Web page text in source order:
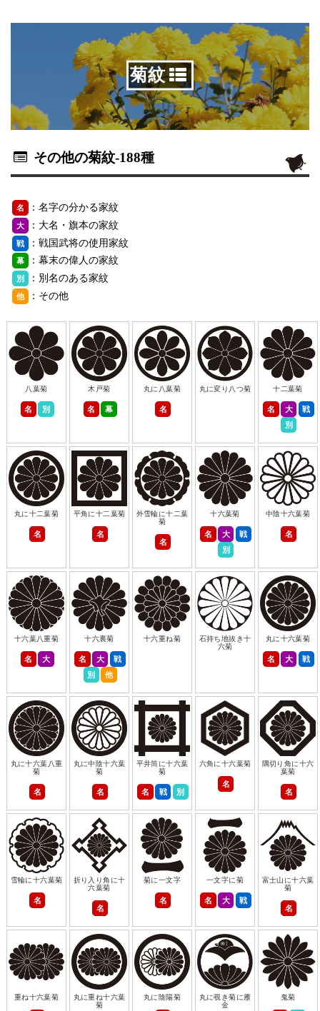
菊紋
その他の菊紋-188種
名 ：名字の分かる家紋
大 ：大名・旗本の家紋
戦 ：戦国武将の使用家紋
幕 ：幕末の偉人の家紋
別 ：別名のある家紋
他 ：その他
八葉菊
名 別
木戸菊
名 幕
丸に八葉菊
名
丸に変り八つ菊 十二葉菊
名 大
戦
別
丸に十二葉菊
名
平角に十二葉菊
名
外雪輪に十二葉
菊
名
十六葉菊
名 大
戦
別
中陰十六葉菊
名
十六葉八重菊
名 大
十六裏菊
名 大
戦
別
他
十六重ね菊
石持ち地抜き十
六菊
丸に十六葉菊
名 大 戦
丸に十六葉八重
菊
名
丸に中陰十六葉
菊
名
平井筒に十六葉
菊
名 戦 別
六角に十六葉菊
名
隅切り角に十六
葉菊
名
雪輪に十六葉菊
名
折り入り角に十
六葉菊
名
菊に一文字
名
一文字に菊
名 大 戦
富士山に十六葉
菊
名
重ね十六葉菊
丸に重ね十六葉
菊
丸に陰陽菊
丸に覗き菊に雁
金
鬼菊